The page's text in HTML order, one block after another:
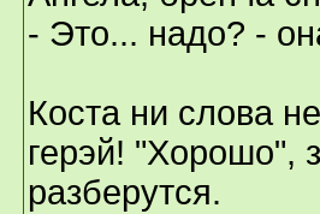
- Это... надо? -
Коста ни слова
герэй! "Хорошо",
разберутся.